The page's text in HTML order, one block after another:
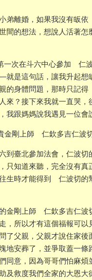
弟離婚，如果我沒有皈
間的想法，想說人活著
一次在斗六中心參加 仁
是這句話，讓我升起
身體問題，那時只記
？接下來我就一直哭，
跟媽媽說我遇見一位會
金剛上師 仁欽多吉仁波
臺北參加法會，仁波切
只知道來聽，完全沒有
生時才能得到 仁波切的
金剛上師 仁欽多吉仁
，所以才有這個福報
了父親，父親才說住家
地安葬了，並爭取蓋一
同意，因為哥哥們怕麻
救度我們全家的大恩大